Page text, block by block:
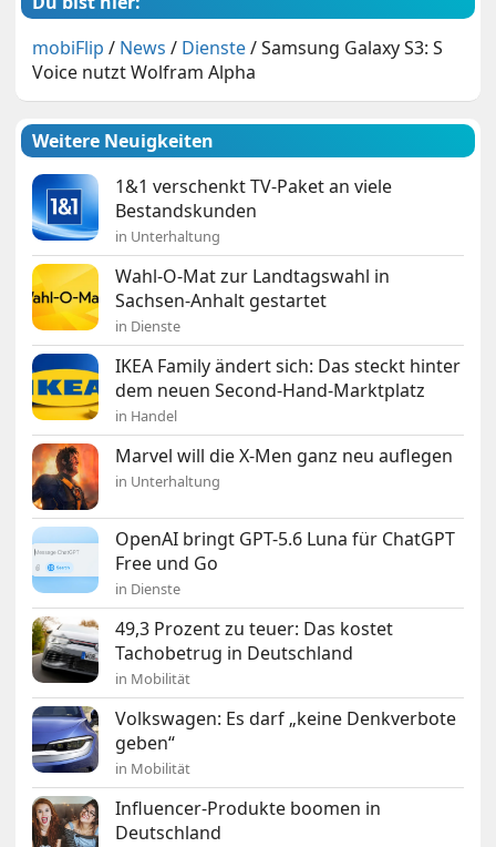
mobiFlip / News / Dienste/Samsung Galaxy S3: S
Voice nutzt Wolfram Alpha
Weitere Neuigkeiten
1&1 verschenkt TV-Paket an viele
Bestandskunden
in Unterhaltung
Wahl-O-Mat zur Landtagswahl in
Sachsen-Anhalt gestartet
in Dienste
IKEA Family ändert sich: Das steckt hinter
dem neuen Second-Hand-Marktplatz
in Handel
Marvel will die X-Men ganz neu auflegen
in Unterhaltung
OpenAI bringt GPT-5.6 Luna für ChatGPT
Free und Go
in Dienste
49,3 Prozent zu teuer: Das kostet
Tachobetrug in Deutschland
in Mobilität
Volkswagen: Es darf „keine Denkverbote
geben“
in Mobilität
Influencer-Produkte boomen in
Deutschland